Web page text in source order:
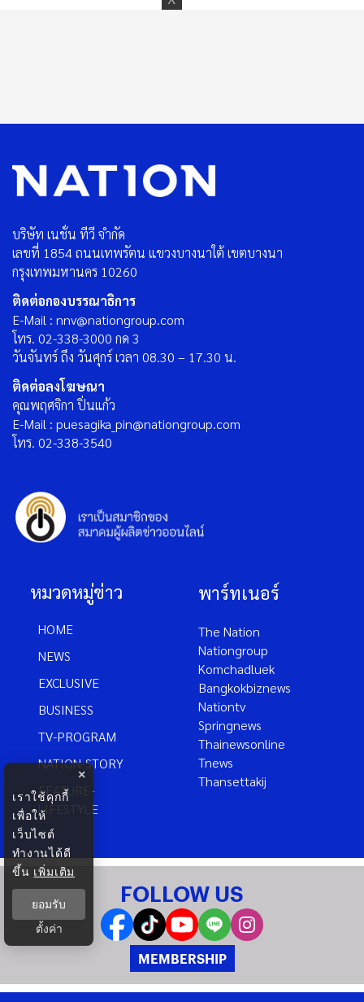
บริษัท เนชั่น ทีวี จำกัด
เลขที่ 1854 ถนนเทพรัตน แขวงบางนาใต้ เขตบางนา
กรุงเทพมหานคร 10260
ติดต่อกองบรรณาธิการ
E-Mail : nnv@nationgroup.com
โทร. 02-338-3000 กด 3
วันจันทร์ ถึง วันศุกร์ เวลา 08.30 – 17.30 น.
ติดต่อลงโฆษณา
คุณพฤศจิกา ปิ่นแก้ว
E-Mail : puesagika_pin@nationgroup.com
โทร. 02-338-3540
หมวดหมู่ข่าว
HOME
NEWS
EXCLUSIVE
BUSINESS
TV-PROGRAM
NATION-STORY
FEATURE-
LIFESTYLE
พาร์ทเนอร์
The Nation
Nationgroup
Komchadluek
Bangkokbiznews
Nationtv
Springnews
Thainewsonline
Tnews
Thansettakij
FOLLOW US
MEMBERSHIP
×
เราใช้คุกกี้
เพื่อให้
เว็บไซต์
ทำงานได้ดี
ขึ้น เพิ่มเติม
ยอมรับ
ตั้งค่า